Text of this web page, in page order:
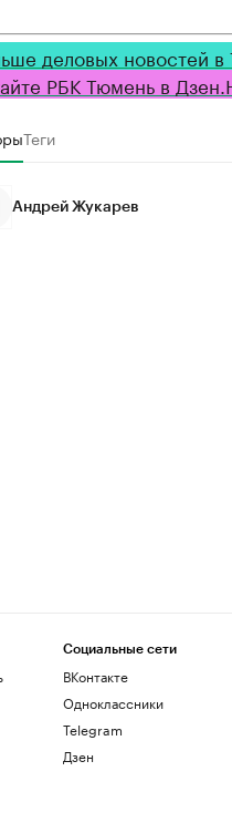
деловых новостей
РБК Тюмень в
Теги
Андрей Жукарев
Социальные сети
ВКонтакте
Одноклассники
Telegram
Дзен